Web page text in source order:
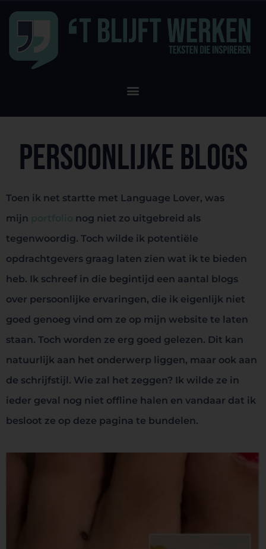
Persoonlijke blogs
Toen ik net startte met Language Lover, was
mijn
nog niet zo uitgebreid als
tegenwoordig. Toch wilde ik potentiële
opdrachtgevers graag laten zien wat ik te bieden
heb. Ik schreef in die begintijd een aantal blogs
over persoonlijke ervaringen, die ik eigenlijk niet
goed genoeg vind om ze op mijn website te laten
staan. Toch worden ze erg goed gelezen. Dit kan
natuurlijk aan het onderwerp liggen, maar ook aan
de schrijfstijl. Wie zal het zeggen? Ik wilde ze in
ieder geval nog niet offline halen en vandaar dat ik
besloot ze op deze pagina te bundelen.